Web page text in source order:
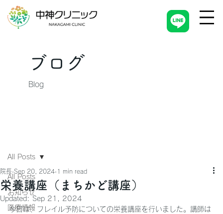
All Posts
お知らせ
医療情報
All Posts
栄養講座（まちかど講座）
院長 Sep 20, 2024 1 min read
Updated: Sep 21, 2024
今日は、フレイル予防についての栄養講座を行いました。講師は
ブログ
Blog